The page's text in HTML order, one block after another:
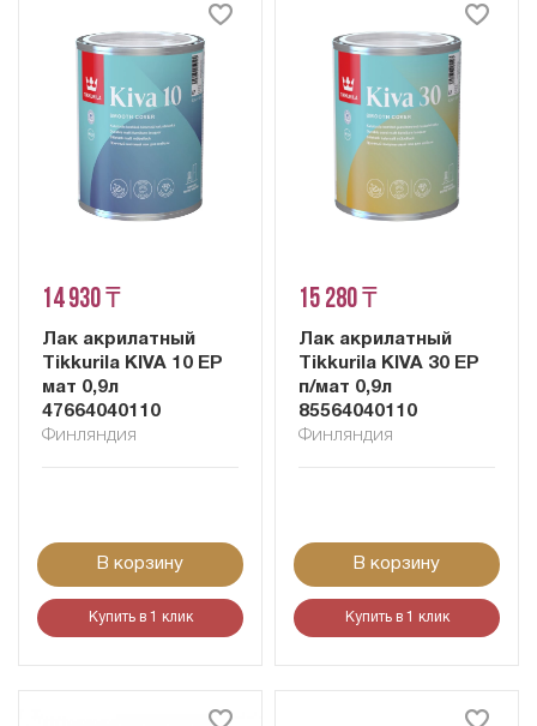
14 930 ₸
Лак акрилатный
Tikkurila KIVA 10 EP
мат 0,9л
47664040110
Финляндия
В корзину
Купить в 1 клик
15 280 ₸
Лак акрилатный
Tikkurila KIVA 30 EP
п/мат 0,9л
85564040110
Финляндия
В корзину
Купить в 1 клик